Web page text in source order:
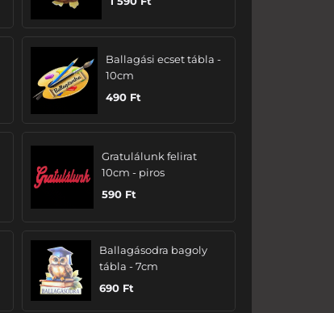
Ballagási ecset tábla -
10cm
490 Ft
Gratulálunk felirat
10cm - piros
590 Ft
Ballagásodra bagoly
tábla - 7cm
690 Ft